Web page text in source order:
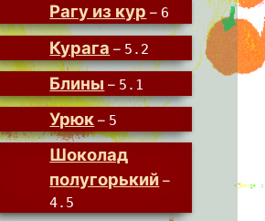
Рагу из кур – 6
Курага – 5.2
Блины – 5.1
Урюк – 5
Шоколад
полугорький –
4.5